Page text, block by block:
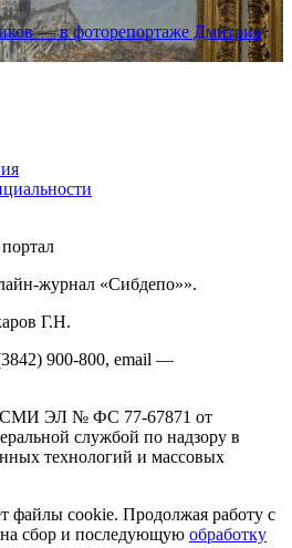
— в фоторепортаже Дмитрия
журнал «Сибдепо»».
Г.Н.
900-800, email —
СМИ ЭЛ № ФС 77-67871 от
службой по надзору в
технологий и массовых
файлы cookie. Продолжая работу с
сбор и последующую обработку